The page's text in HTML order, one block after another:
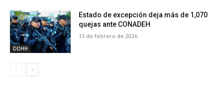
DDHH
Estado de excepción deja más de 1,070
quejas ante CONADEH
13 de febrero de 2026